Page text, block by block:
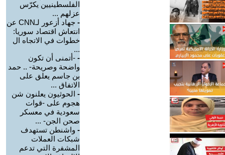
الفلسطينيين يكرّس
عزلهم ...
-
جهاد أزعور لـCNN عن
انتعاش اقتصاد سوريا:
خطوات في الاتجاه ال
...
- -أتمنى أن تكون
واضحة وصريحة- .. حمد
بن جاسم يعلق على
الاتفاق ...
- الحوثيون يعلنون شن
هجوم على -قوات
سعودية في معسكر
صحن الجن- ...
- واشنطن تستهدف
شبكات العملات
المشفرة التي تدعم